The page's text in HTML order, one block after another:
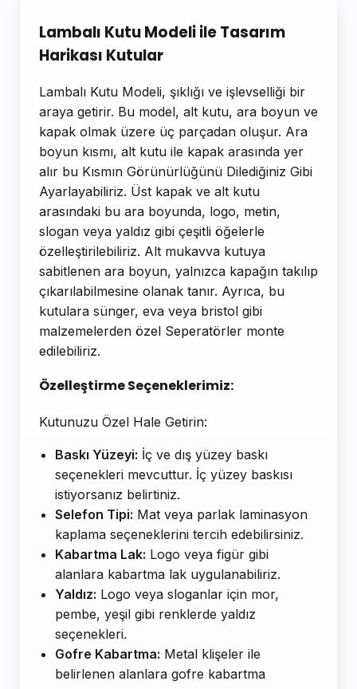
Lambalı Kutu Modeli ile Tasarım
Harikası Kutular
Lambalı Kutu Modeli, şıklığı ve işlevselliği bir
araya getirir. Bu model, alt kutu, ara boyun ve
kapak olmak üzere üç parçadan oluşur. Ara
boyun kısmı, alt kutu ile kapak arasında yer
alır bu Kısmın Görünürlüğünü Dilediğiniz Gibi
Ayarlayabiliriz. Üst kapak ve alt kutu
arasındaki bu ara boyunda, logo, metin,
slogan veya yaldız gibi çeşitli öğelerle
özelleştirilebiliriz. Alt mukavva kutuya
sabitlenen ara boyun, yalnızca kapağın takılıp
çıkarılabilmesine olanak tanır. Ayrıca, bu
kutulara sünger, eva veya bristol gibi
malzemelerden özel Seperatörler monte
edilebiliriz.
Özelleştirme Seçeneklerimiz:
Kutunuzu Özel Hale Getirin:
Baskı Yüzeyi: İç ve dış yüzey baskı
seçenekleri mevcuttur. İç yüzey baskısı
istiyorsanız belirtiniz.
Selefon Tipi: Mat veya parlak laminasyon
kaplama seçeneklerini tercih edebilirsiniz.
Kabartma Lak: Logo veya figür gibi
alanlara kabartma lak uygulanabiliriz.
Yaldız: Logo veya sloganlar için mor,
pembe, yeşil gibi renklerde yaldız
seçenekleri.
Gofre Kabartma: Metal klişeler ile
belirlenen alanlara gofre kabartma